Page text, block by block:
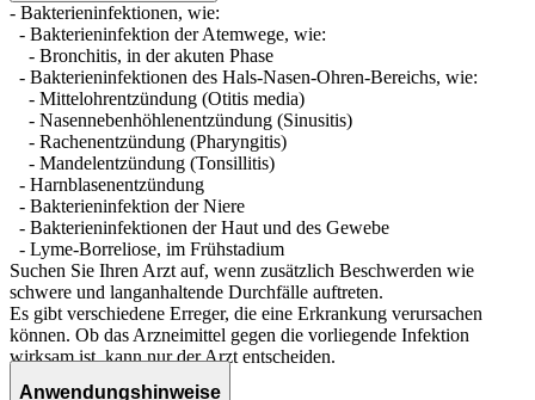
- Bakterieninfektionen, wie:
- Bakterieninfektion der Atemwege, wie:
- Bronchitis, in der akuten Phase
- Bakterieninfektionen des Hals-Nasen-Ohren-Bereichs, wie:
- Mittelohrentzündung (Otitis media)
- Nasennebenhöhlenentzündung (Sinusitis)
- Rachenentzündung (Pharyngitis)
- Mandelentzündung (Tonsillitis)
- Harnblasenentzündung
- Bakterieninfektion der Niere
- Bakterieninfektionen der Haut und des Gewebe
- Lyme-Borreliose, im Frühstadium
Suchen Sie Ihren Arzt auf, wenn zusätzlich Beschwerden wie
schwere und langanhaltende Durchfälle auftreten.
Es gibt verschiedene Erreger, die eine Erkrankung verursachen
können. Ob das Arzneimittel gegen die vorliegende Infektion
wirksam ist, kann nur der Arzt entscheiden.
Anwendungshinweise